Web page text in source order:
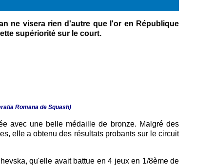
ne visera rien d'autre que l'or en République
supériorité sur le court.
Romana de Squash)
avec une belle médaille de bronze. Malgré des
elle a obtenu des résultats probants sur le circuit
qu'elle avait battue en 4 jeux en 1/8ème de